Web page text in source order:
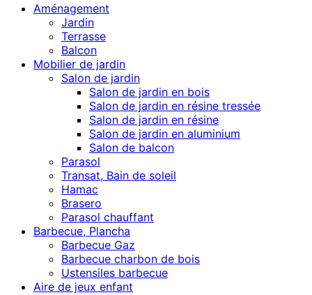
Aménagement
Jardin
Terrasse
Balcon
Mobilier de jardin
Salon de jardin
Salon de jardin en bois
Salon de jardin en résine tressée
Salon de jardin en résine
Salon de jardin en aluminium
Salon de balcon
Parasol
Transat, Bain de soleil
Hamac
Brasero
Parasol chauffant
Barbecue, Plancha
Barbecue Gaz
Barbecue charbon de bois
Ustensiles barbecue
Aire de jeux enfant